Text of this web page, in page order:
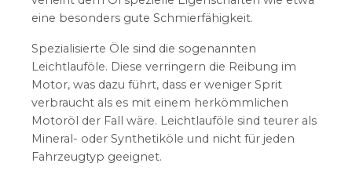
eine besonders gute Schmierfähigkeit.
Spezialisierte Öle sind die sogenannten
Leichtlauföle. Diese verringern die Reibung im
Motor, was dazu führt, dass er weniger Sprit
verbraucht als es mit einem herkömmlichen
Motoröl der Fall wäre. Leichtlauföle sind teurer als
Mineral- oder Synthetiköle und nicht für jeden
Fahrzeugtyp geeignet.